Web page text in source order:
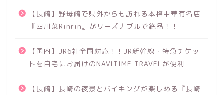
【長崎】野母崎で県外からも訪れる本格中華有名店
『四川菜Rinrin』がリーズナブルで絶品！！
【国内】JR6社全国対応！！JR新幹線・特急チケッ
トを自宅にお届けのNAVITIME TRAVELが便利
【長崎】長崎の夜景とバイキングが楽しめる『長崎